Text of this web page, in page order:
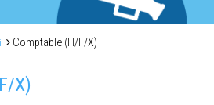
Comptable (H/F/X)
X)